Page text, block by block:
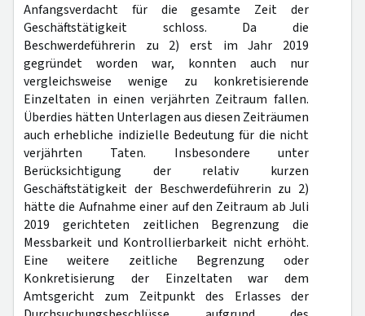
Anfangsverdacht für die gesamte Zeit der
Geschäftstätigkeit schloss. Da die
Beschwerdeführerin zu 2) erst im Jahr 2019
gegründet worden war, konnten auch nur
vergleichsweise wenige zu konkretisierende
Einzeltaten in einen verjährten Zeitraum fallen.
Überdies hätten Unterlagen aus diesen Zeiträumen
auch erhebliche indizielle Bedeutung für die nicht
verjährten Taten. Insbesondere unter
Berücksichtigung der relativ kurzen
Geschäftstätigkeit der Beschwerdeführerin zu 2)
hätte die Aufnahme einer auf den Zeitraum ab Juli
2019 gerichteten zeitlichen Begrenzung die
Messbarkeit und Kontrollierbarkeit nicht erhöht.
Eine weitere zeitliche Begrenzung oder
Konkretisierung der Einzeltaten war dem
Amtsgericht zum Zeitpunkt des Erlasses der